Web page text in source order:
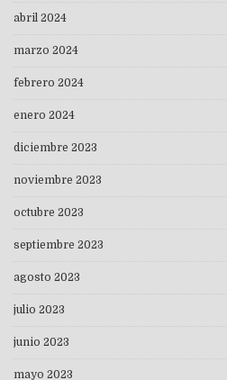
abril 2024
marzo 2024
febrero 2024
enero 2024
diciembre 2023
noviembre 2023
octubre 2023
septiembre 2023
agosto 2023
julio 2023
junio 2023
mayo 2023